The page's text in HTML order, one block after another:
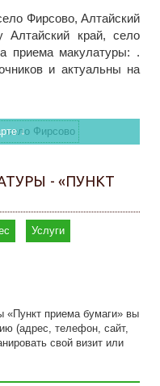
Фирсово, Алтайский
Алтайский край, село
приема макулатуры: .
и актуальны на
↓
- «ПУНКТ
Услуги
«Пункт приема бумаги» вы
(адрес, телефон, сайт,
свой визит или